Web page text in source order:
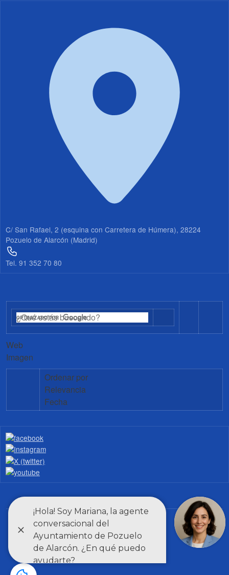
C/ San Rafael, 2 (esquina con Carretera de Húmera), 28224
Pozuelo de Alarcón (Madrid)
Tel. 91 352 70 80
Web
Imagen
Ordenar por
Relevancia
Fecha